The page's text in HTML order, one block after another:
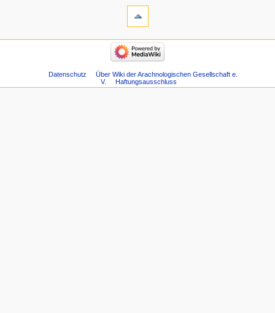
Datenschutz
Über Wiki der Arachnologischen Gesellschaft e.
V.
Haftungsausschluss